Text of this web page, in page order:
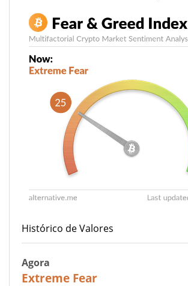
Histórico de Valores
Agora
Extreme Fear